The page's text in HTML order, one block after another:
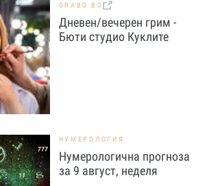
GRABO.BG
Дневен/вечерен грим -
Бюти студио Куклите
НУМЕРОЛОГИЯ
Нумерологична прогноза
за 9 август, неделя